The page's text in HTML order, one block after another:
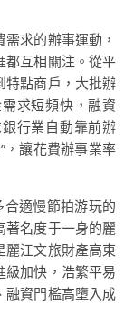
求的辦事運動，
都互相關注。從平
特點商戶，大批辦
求短頻快，融資
行業自動靠前辦
，讓花費辦事業率
合適慢節拍游玩的
著名度于一身的麗
麗江文旅財產高東
級加快，浩繁平易
融資門檻高墮入成